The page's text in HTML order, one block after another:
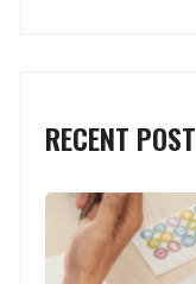
RECENT POST